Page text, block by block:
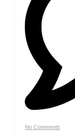
No Comments